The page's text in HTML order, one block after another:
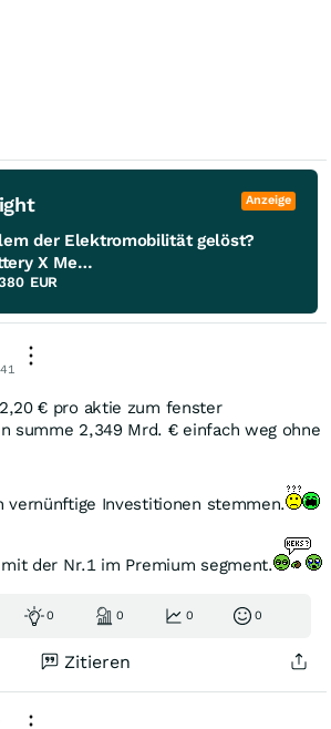
Anzeige
der Elektromobilität gelöst?
Battery X Metals
EUR
€ pro aktie zum fenster
summe 2,349 Mrd. € einfach weg ohne
vernünftige Investitionen stemmen.
der Nr.1 im Premium segment.
0 0 0 0
Zitieren